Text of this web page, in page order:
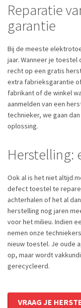
Reparatie
garantie
Bij de meeste
jaar. Wanneer je
recht op een gratis
extra fabrieksgarantie
fabrikant of de winkel
aanmelden van een
technieker, we gaan
oplossing.
Herstelling:
Ook al is het niet altijd
defect toestel te
achterhalen of het al
herstelling nog jaren
voor het milieu. Indien
nemen onze
nieuw toestel. Je oude
op, maar wordt
gerecycleerd.
VRAAG JE